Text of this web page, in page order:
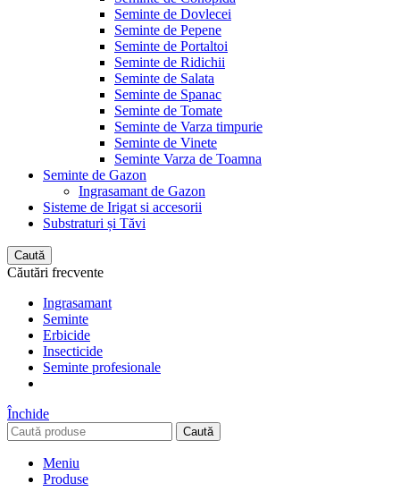
Seminte de Dovlecei
Seminte de Pepene
Seminte de Portaltoi
Seminte de Ridichii
Seminte de Salata
Seminte de Spanac
Seminte de Tomate
Seminte de Varza timpurie
Seminte de Vinete
Seminte Varza de Toamna
Seminte de Gazon
Ingrasamant de Gazon
Sisteme de Irigat si accesorii
Substraturi și Tăvi
Caută
Căutări frecvente
Ingrasamant
Seminte
Erbicide
Insecticide
Seminte profesionale
Închide
Caută
Meniu
Produse